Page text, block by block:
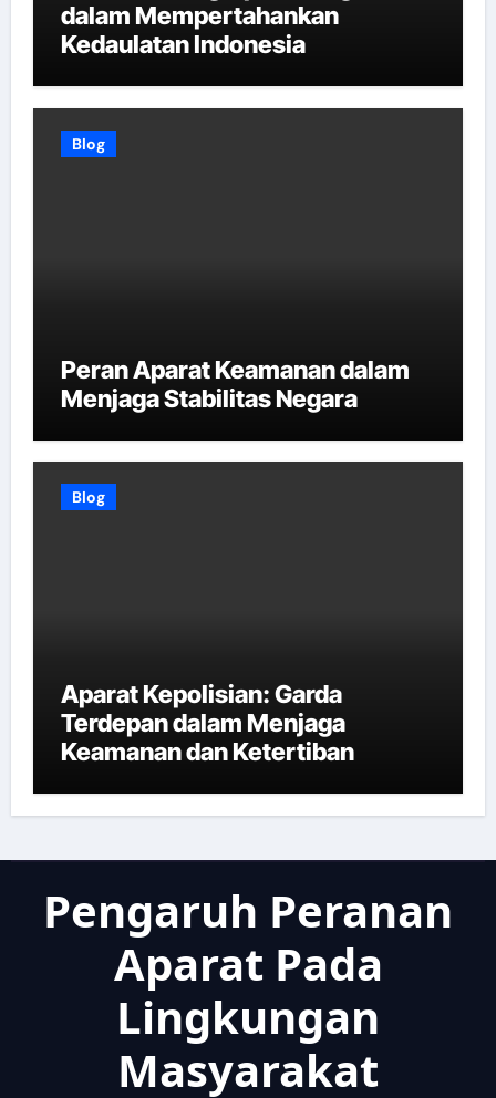
dalam Mempertahankan
Kedaulatan Indonesia
Blog
Peran Aparat Keamanan dalam
Menjaga Stabilitas Negara
Blog
Aparat Kepolisian: Garda
Terdepan dalam Menjaga
Keamanan dan Ketertiban
Pengaruh Peranan
Aparat Pada
Lingkungan
Masyarakat